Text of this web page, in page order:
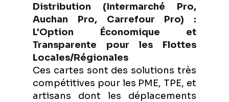
Distribution (Intermarché Pro,
Auchan Pro, Carrefour Pro) :
L'Option Économique et
Transparente pour les Flottes
Locales/Régionales
Ces cartes sont des solutions très
compétitives pour les PME, TPE, et
artisans dont les déplacements